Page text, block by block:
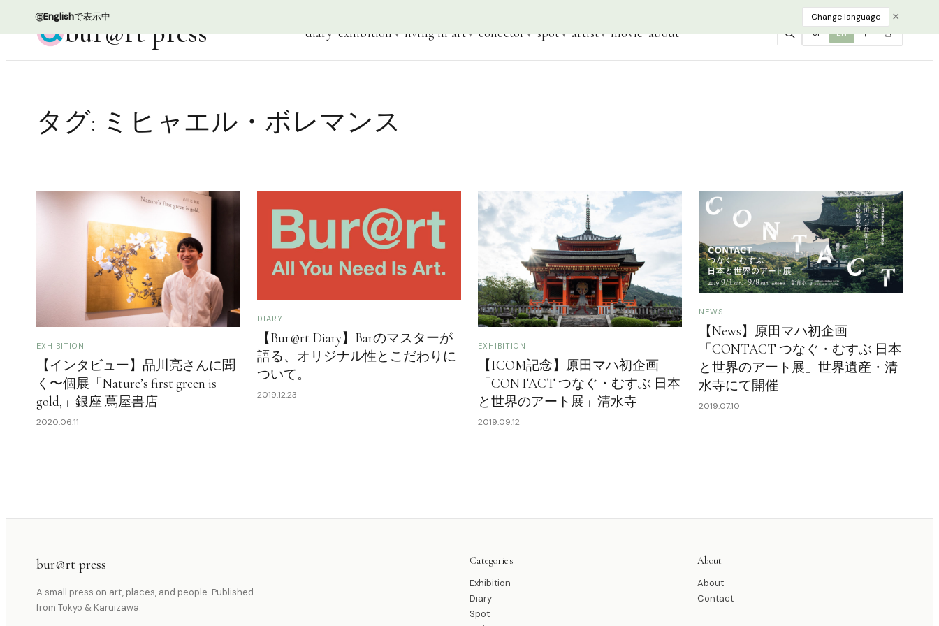
🌐Englishで表示中 Change language ×
bur@rt press diary exhibition living in art collector spot artist movie about JP EN 中 한
タグ: ミヒャエル・ボレマンス
EXHIBITION
【インタビュー】品川亮さんに聞
く〜個展「Nature’s first green is
gold,」銀座 蔦屋書店
2020.06.11
DIARY
【Bur@rt Diary】Barのマスターが
語る、オリジナル性とこだわりに
ついて。
2019.12.23
EXHIBITION
【ICOM記念】原田マハ初企画
「CONTACT つなぐ・むすぶ 日本
と世界のアート展」清水寺
2019.09.12
NEWS
【News】原田マハ初企画
「CONTACT つなぐ・むすぶ 日本
と世界のアート展」世界遺産・清
水寺にて開催
2019.07.10
bur@rt press
A small press on art, places, and people. Published
from Tokyo & Karuizawa.
Categories
Exhibition
Diary
Spot
About
About
Contact